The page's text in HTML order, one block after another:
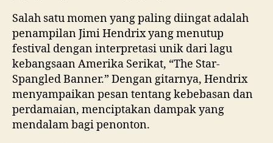
Salah satu momen yang paling diingat adalah
penampilan Jimi Hendrix yang menutup
festival dengan interpretasi unik dari lagu
kebangsaan Amerika Serikat, “The Star-
Spangled Banner.” Dengan gitarnya, Hendrix
menyampaikan pesan tentang kebebasan dan
perdamaian, menciptakan dampak yang
mendalam bagi penonton.